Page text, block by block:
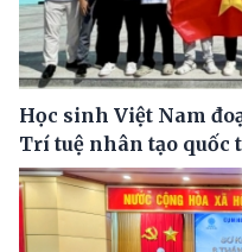
Học sinh Việt Nam
Trí tuệ nhân tạo quốc